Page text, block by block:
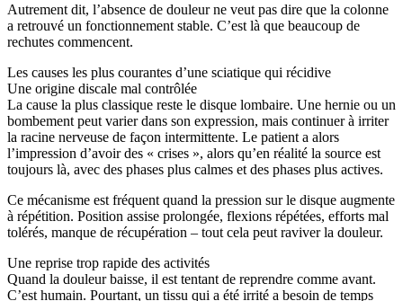
Autrement dit, l’absence de douleur ne veut pas dire que la colonne
a retrouvé un fonctionnement stable. C’est là que beaucoup de
rechutes commencent.
Les causes les plus courantes d’une sciatique qui récidive
Une origine discale mal contrôlée
La cause la plus classique reste le disque lombaire. Une hernie ou un
bombement peut varier dans son expression, mais continuer à irriter
la racine nerveuse de façon intermittente. Le patient a alors
l’impression d’avoir des « crises », alors qu’en réalité la source est
toujours là, avec des phases plus calmes et des phases plus actives.
Ce mécanisme est fréquent quand la pression sur le disque augmente
à répétition. Position assise prolongée, flexions répétées, efforts mal
tolérés, manque de récupération – tout cela peut raviver la douleur.
Une reprise trop rapide des activités
Quand la douleur baisse, il est tentant de reprendre comme avant.
C’est humain. Pourtant, un tissu qui a été irrité a besoin de temps